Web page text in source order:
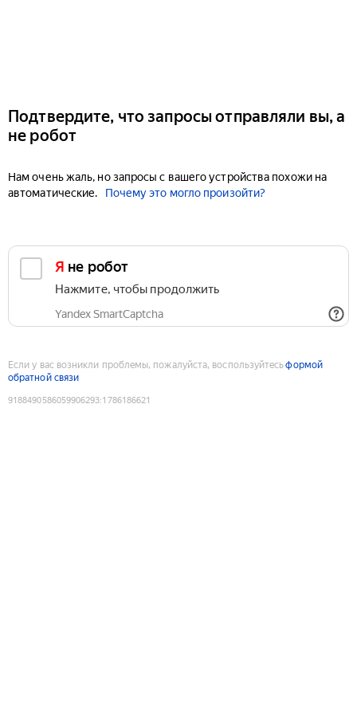
Подтвердите, что запросы отправляли вы, а
не робот
Нам очень жаль, но запросы с вашего устройства похожи на
автоматические.
Почему это могло произойти?
Я не робот
Нажмите, чтобы продолжить
Yandex SmartCaptcha
Если у вас возникли проблемы, пожалуйста, воспользуйтесьформой
обратной связи
9188490586059906293:1786186621